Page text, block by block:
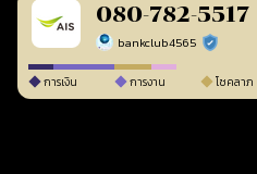
080-782-5517
bankclub4565 ร้านยืนยันแล้ว
การเงิน การงาน โชคลาภ